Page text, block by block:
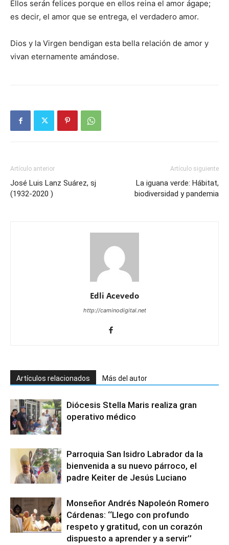
Ellos serán felices porque en ellos reina el amor ágape;
es decir, el amor que se entrega, el verdadero amor.
Dios y la Virgen bendigan esta bella relación de amor y
vivan eternamente amándose.
Artículo anterior
José Luis Lanz Suárez, sj
(1932-2020 )
Artículo siguiente
La iguana verde: Hábitat,
biodiversidad y pandemia
Edli Acevedo
http://caminodigital.net
Artículos relacionados Más del autor
Diócesis Stella Maris realiza gran
operativo médico
Parroquia San Isidro Labrador da la
bienvenida a su nuevo párroco, el
padre Keiter de Jesús Luciano
Monseñor Andrés Napoleón Romero
Cárdenas: ‘‘Llego con profundo
respeto y gratitud, con un corazón
dispuesto a aprender y a servir’’